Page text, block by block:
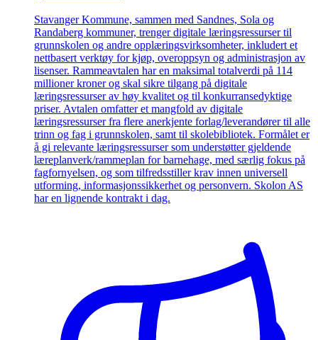
Stavanger Kommune, sammen med Sandnes, Sola og
Randaberg kommuner, trenger digitale læringsressurser til
grunnskolen og andre opplæringsvirksomheter, inkludert et
nettbasert verktøy for kjøp, overoppsyn og administrasjon av
lisenser. Rammeavtalen har en maksimal totalverdi på 114
millioner kroner og skal sikre tilgang på digitale
læringsressurser av høy kvalitet og til konkurransedyktige
priser. Avtalen omfatter et mangfold av digitale
læringsressurser fra flere anerkjente forlag/leverandører til alle
trinn og fag i grunnskolen, samt til skolebibliotek. Formålet er
å gi relevante læringsressurser som understøtter gjeldende
læreplanverk/rammeplan for barnehage, med særlig fokus på
fagfornyelsen, og som tilfredsstiller krav innen universell
utforming, informasjonssikkerhet og personvern. Skolon AS
har en lignende kontrakt i dag.